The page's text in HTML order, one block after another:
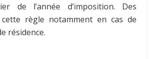
de l’année d’imposition. Des
règle notamment en cas de
résidence.